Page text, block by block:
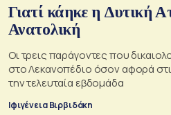
Γιατί κάηκε η Δυτική
Ανατολική
Oι τρεις παράγοντες που
στο Λεκανοπέδιο όσον αφορά
την τελευταία εβδομάδα
Ιφιγένεια Βιρβιδάκη